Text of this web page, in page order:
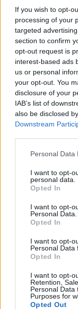
If you wish to opt-
processing of your
targeted
section to confirm
opt-out request is
interest-based ads
us or personal
your opt-out. You
disclosure of your
IAB’s list of
also be disclosed
Downstream
Please note that
not limited to your
grant or deny
use your data for
consent section.
Personal Data
I want to opt-
personal data.
Opted In
I want to opt-
Personal Data.
Opted In
I want to opt-
Personal Data
Opted In
I want to opt-
Retention,
Personal Data
Purposes for
Opted Out
2 dl (Joya)
2 kávéskanál
2
6 evőkanál
Az olajon
vigyázva,
borsót és a
piruljanak
levesből,
Amint
zöldségek
Extra tipp: ha
marad el a
egybeolvadnak,
Elkészítési idő:
Egy kattintás, és